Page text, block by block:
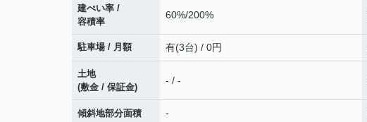
建ぺい率 /
容積率
60%/200%
駐車場 / 月額 有(3台) / 0円
土地
(敷金 / 保証金)
- / -
傾斜地部分面積 -